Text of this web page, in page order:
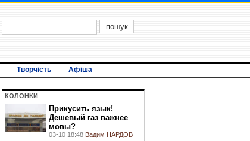
Творчість Афіша
КОЛОНКИ
Прикусить язык!
Дешевый газ важнее
мовы?
03-10 18:48 Вадим НАРДОВ